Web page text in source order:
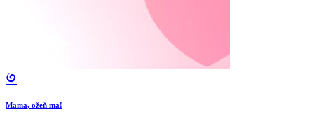
Mama, ožeň ma!